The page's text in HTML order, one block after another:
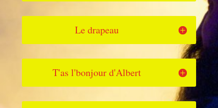
Le drapeau
T'as l'bonjour d'Albert